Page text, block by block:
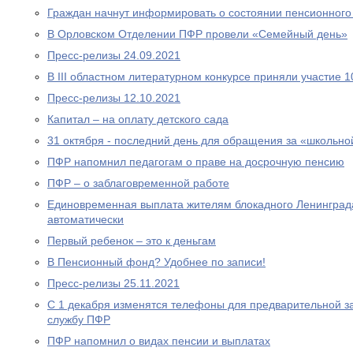
Граждан начнут информировать о состоянии
В Орловском Отделении ПФР провели «Семейный день»
Пресс-релизы 24.09.2021
В III областном литературном конкурсе приняли участие
Пресс-релизы 12.10.2021
Капитал – на оплату детского сада
31 октября - последний день для обращения за
ПФР напомнил педагогам о праве на досрочную пенсию
ПФР – о заблаговременной работе
Единовременная выплата жителям блокадного
автоматически
Первый ребенок – это к деньгам
В Пенсионный фонд? Удобнее по записи!
Пресс-релизы 25.11.2021
С 1 декабря изменятся телефоны для предварительной
службу ПФР
ПФР напомнил о видах пенсии и выплатах